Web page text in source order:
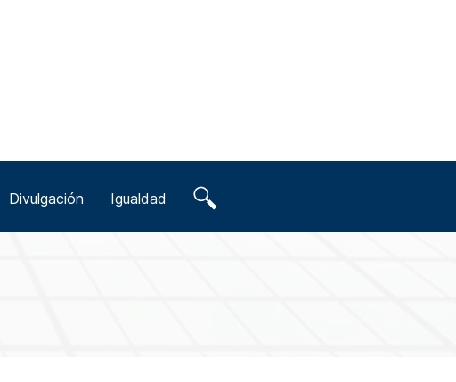
Divulgación Igualdad